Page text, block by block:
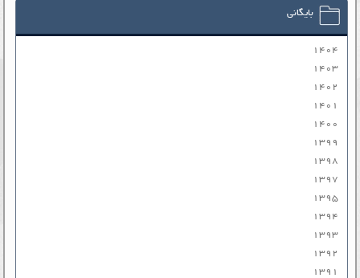
بایگانی
۱۴۰۴
۱۴۰۳
۱۴۰۲
۱۴۰۱
۱۴۰۰
۱۳۹۹
۱۳۹۸
۱۳۹۷
۱۳۹۵
۱۳۹۴
۱۳۹۳
۱۳۹۲
۱۳۹۱